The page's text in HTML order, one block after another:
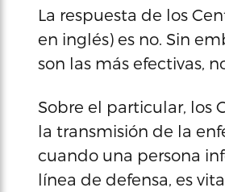
La respuesta de los
en inglés) es no. Sin
son las más efectivas,
Sobre el particular, los
la transmisión de la
cuando una persona
línea de defensa, es